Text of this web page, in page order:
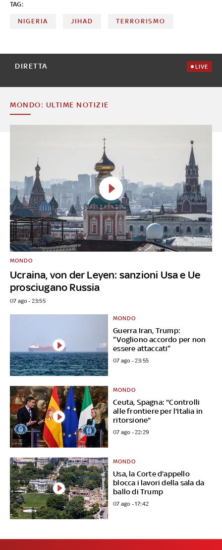
TAG:
NIGERIA JIHAD TERRORISMO
DIRETTA LIVE
MONDO: ULTIME NOTIZIE
Ucraina, von der Leyen: sanzioni Usa e Ue
prosciugano Russia
MONDO
07 ago - 23:55
Guerra Iran, Trump:
“Vogliono accordo per non
essere attaccati”
MONDO
07 ago - 23:55
Ceuta, Spagna: "Controlli
alle frontiere per l'Italia in
ritorsione"
MONDO
07 ago - 22:29
Usa, la Corte d'appello
blocca i lavori della sala da
ballo di Trump
MONDO
07 ago - 17:42